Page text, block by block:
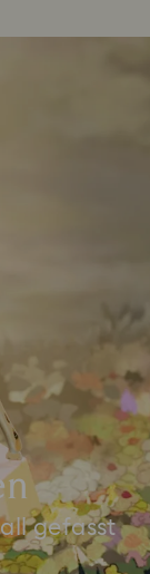
gefasst